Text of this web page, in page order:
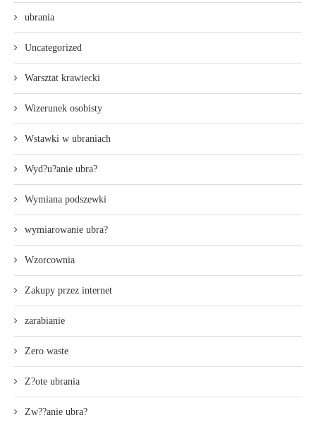
ubrania
Uncategorized
Warsztat krawiecki
Wizerunek osobisty
Wstawki w ubraniach
Wyd?u?anie ubra?
Wymiana podszewki
wymiarowanie ubra?
Wzorcownia
Zakupy przez internet
zarabianie
Zero waste
Z?ote ubrania
Zw??anie ubra?